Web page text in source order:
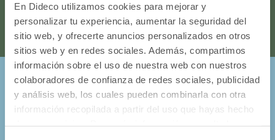
En Dideco utilizamos cookies para mejorar y
personalizar tu experiencia, aumentar la seguridad del
sitio web, y ofrecerte anuncios personalizados en otros
sitios web y en redes sociales. Además, compartimos
información sobre el uso de nuestra web con nuestros
colaboradores de confianza de redes sociales, publicidad
y análisis web, los cuales pueden combinarla con otra
información recopilada a partir del uso que hayas hecho
9:00h a 17:00h.
¡Entérate de todo lo que pasa en
Dideco!